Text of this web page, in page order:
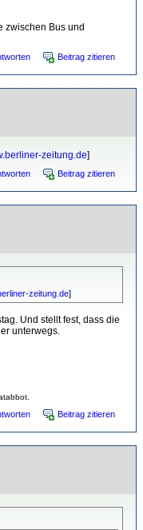
zwischen Bus und
Beitrag zitieren
zeitung.de]
Beitrag zitieren
zeitung.de]
Und stellt fest, dass die
unterwegs.
Beitrag zitieren